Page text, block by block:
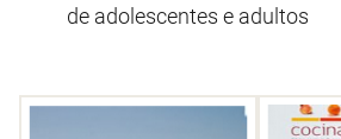
de adolescentes e adultos